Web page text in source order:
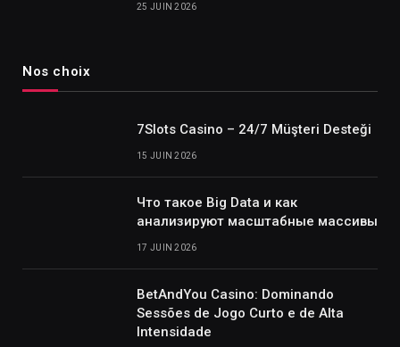
25 JUIN 2026
Nos choix
7Slots Casino – 24/7 Müşteri Desteği
15 JUIN 2026
Что такое Big Data и как
анализируют масштабные массивы
17 JUIN 2026
BetAndYou Casino: Dominando
Sessões de Jogo Curto e de Alta
Intensidade